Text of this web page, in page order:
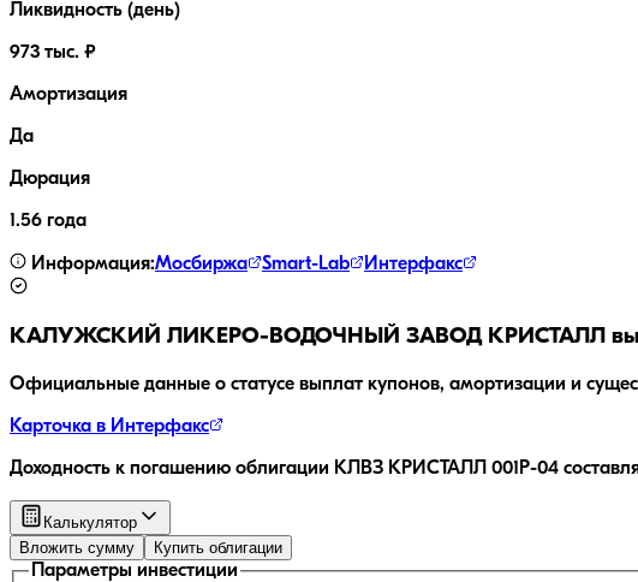
Ликвидность (день)
973 тыс. ₽
Амортизация
Да
Дюрация
1.56 года
Информация:Мосбиржа Smart-Lab Интерфакс
КАЛУЖСКИЙ ЛИКЕРО-ВОДОЧНЫЙ ЗАВОД КРИСТАЛЛ
Официальные данные о статусе выплат купонов, амортизации и
Карточка в Интерфакс
Доходность к погашению облигации КЛВЗ КРИСТАЛЛ 001P-04
Калькулятор
Вложить сумму
Купить облигации
Параметры инвестиции